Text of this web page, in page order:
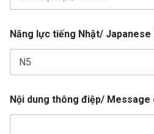
t
s
+
1
ạ
c
s
Năng lực tiếng Nhật/
Nội dung thông điệp/